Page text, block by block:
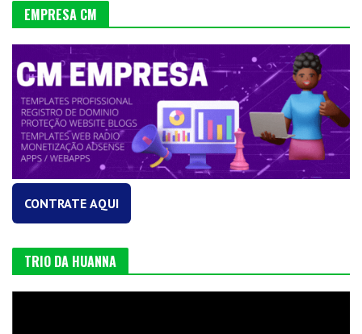
EMPRESA CM
CONTRATE AQUI
TRIO DA HUANNA